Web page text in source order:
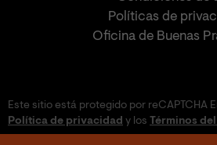
Políticas de
Oficina de Buenas
Este sitio está protegido por reCAPTCHA
Política de privacidad y los Términos